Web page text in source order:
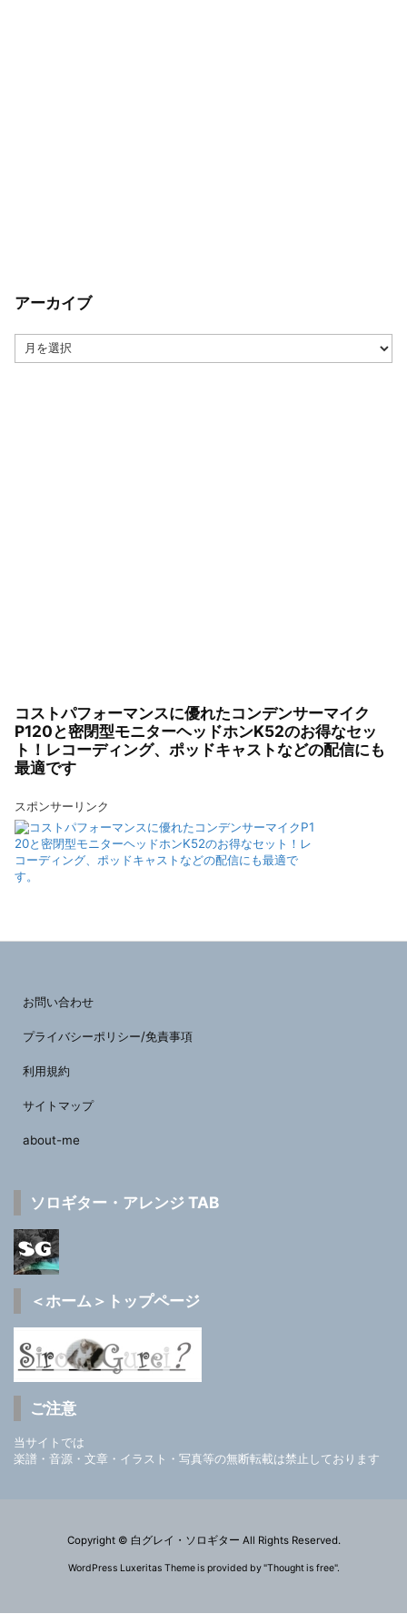
アーカイブ
コストパフォーマンスに優れたコンデンサーマイク
P120と密閉型モニターヘッドホンK52のお得なセッ
ト！レコーディング、ポッドキャストなどの配信にも
最適です
スポンサーリンク
お問い合わせ
プライバシーポリシー/免責事項
利用規約
サイトマップ
about-me
ソロギター・アレンジ TAB
＜ホーム＞トップページ
ご注意
当サイトでは
楽譜・音源・文章・イラスト・写真等の無断転載は禁止しております
Copyright © 白グレイ・ソロギター All Rights Reserved.
WordPress Luxeritas Theme is provided by "Thought is free".